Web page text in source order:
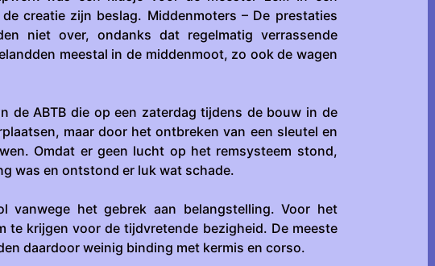
creatie zijn beslag. Middenmoters – De prestaties
niet over, ondanks dat regelmatig verrassende
meestal in de middenmoot, zo ook de wagen
de ABTB die op een zaterdag tijdens de bouw in de
maar door het ontbreken van een sleutel en
Omdat er geen lucht op het remsysteem stond,
was en ontstond er luk wat schade.
vanwege het gebrek aan belangstelling. Voor het
te krijgen voor de tijdvretende bezigheid. De meeste
daardoor weinig binding met kermis en corso.